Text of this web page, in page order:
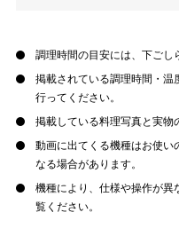
調理時間の目安には、下ごし
掲載されている調理時間・温
行ってください。
掲載している料理写真と実物
動画に出てくる機種はお使い
なる場合があります。
機種により、仕様や操作が異
覧ください。